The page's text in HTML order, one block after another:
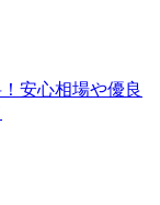
安心相場や優良